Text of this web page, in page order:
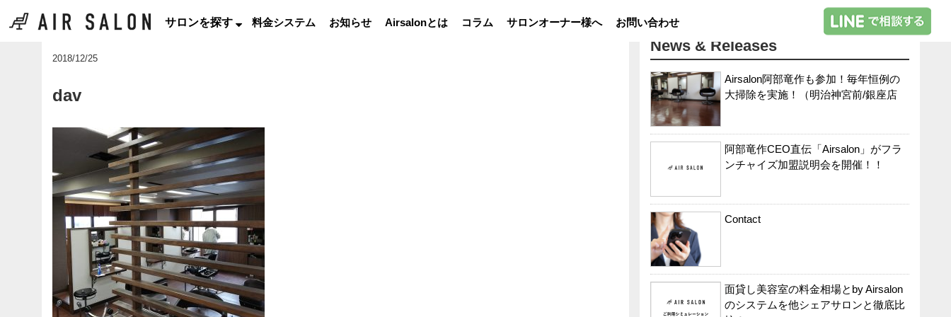
サロンを探す 料金システム お知らせ Airsalonとは コラム サロンオーナー様へ お問い合わせ
2018/12/25
dav
News & Releases
Airsalon阿部竜作も参加！毎年恒例の
大掃除を実施！（明治神宮前/銀座店
阿部竜作CEO直伝「Airsalon」がフラ
ンチャイズ加盟説明会を開催！！
Contact
面貸し美容室の料金相場とby Airsalon
のシステムを他シェアサロンと徹底比